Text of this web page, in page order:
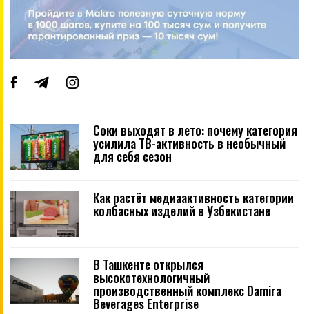
Соки выходят в лето: почему категория
усилила ТВ-активность в необычный
для себя сезон
Как растёт медиаактивность категории
колбасных изделий в Узбекистане
В Ташкенте открылся
высокотехнологичный
производственный комплекс Damira
Beverages Enterprise